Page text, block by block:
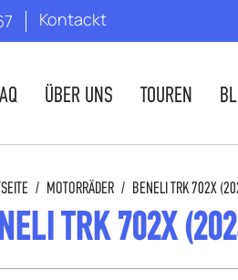
Kontackt
ÜBER UNS TOUREN
/ MOTORRÄDER / BENELI TRK 702X
TRK 702X